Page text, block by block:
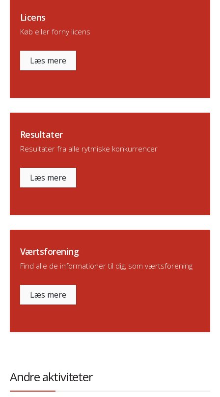
Licens
Køb eller forny licens
Læs mere
Resultater
Resultater fra alle rytmiske konkurrencer
Læs mere
Værtsforening
Find alle de informationer til dig, som værtsforening
Læs mere
Andre aktiviteter